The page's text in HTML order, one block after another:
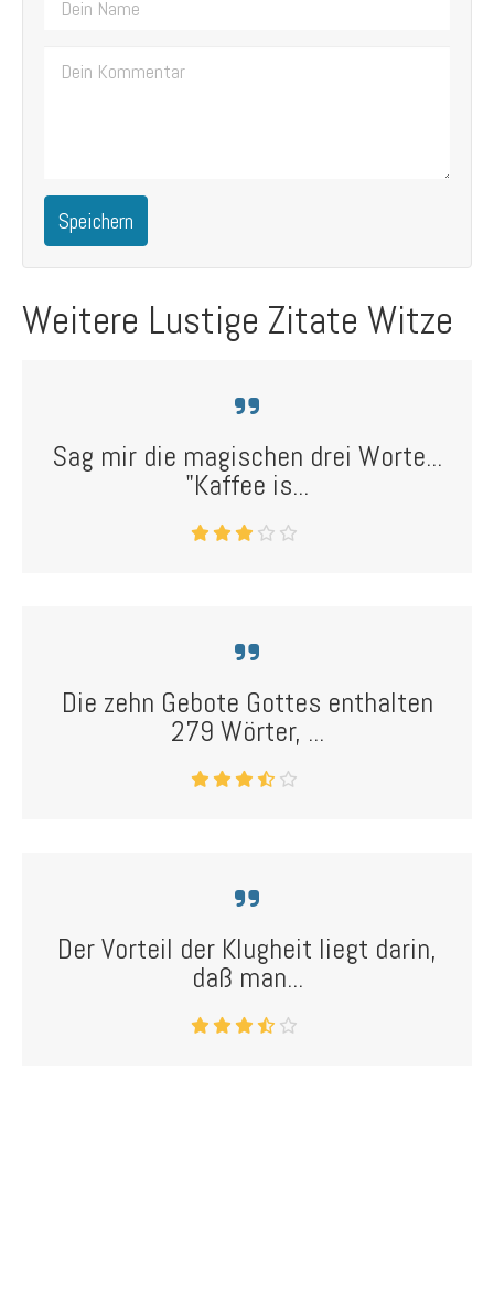
Speichern
Weitere Lustige Zitate Witze
Sag mir die magischen drei Worte...
"Kaffee is...
Die zehn Gebote Gottes enthalten
279 Wörter, ...
Der Vorteil der Klugheit liegt darin,
daß man...